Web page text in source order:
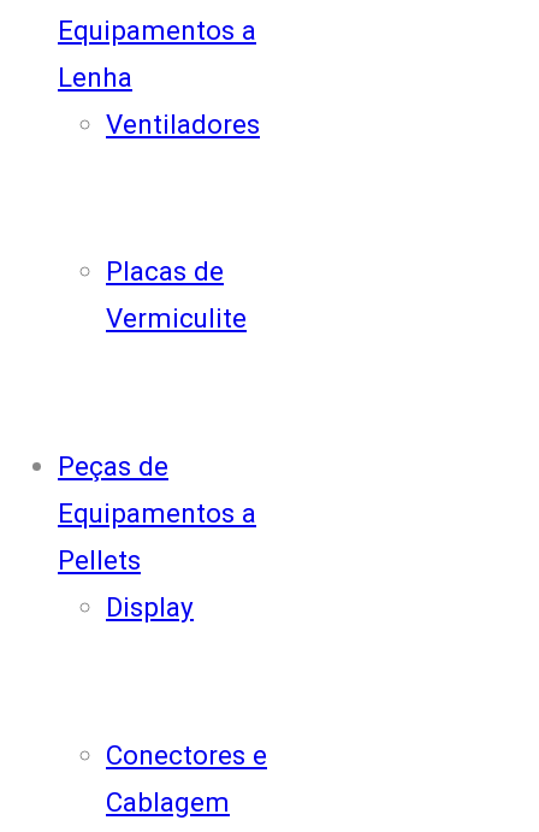
Equipamentos a
Lenha
Ventiladores
Placas de
Vermiculite
Peças de
Equipamentos a
Pellets
Display
Conectores e
Cablagem